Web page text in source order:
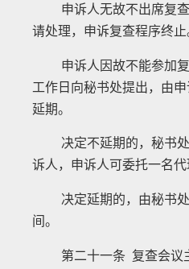
申诉人无故不出席复
请处理，申诉复查程序终止
申诉人因故不能参加
工作日向秘书处提出，由
延期。
决定不延期的，秘书
诉人，申诉人可委托一名代
决定延期的，由秘书
间。
第二十一条 复查会议